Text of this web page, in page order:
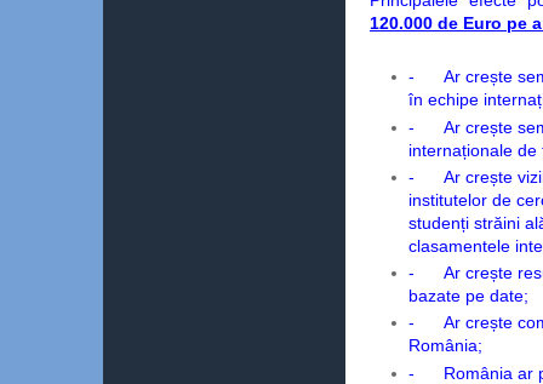
120.000 de Euro pe
-
Ar crește
în echipe
-
Ar crește
internaționale
-
Ar crește
institutelor de
studenți străini
clasamentele
-
Ar crește
bazate pe date;
-
Ar crește
România;
-
România ar